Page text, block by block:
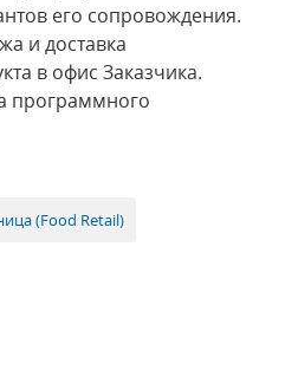
его сопровождения.
и доставка
в офис Заказчика.
программного
(Food Retail)